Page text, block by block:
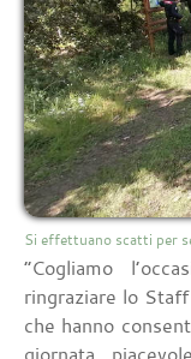
Si effettuano scatti per
“Cogliamo
ringraziare lo
che hanno